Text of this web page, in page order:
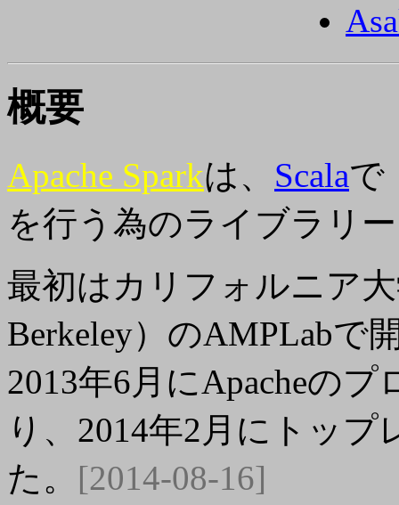
概要
Apache Sparkは、 Scalaで
を行う為のライブラリ
最初はカリフォルニア
Berkeley）のAMPLabで
2013年6月にApacheの
り、2014年2月にトッ
た。 [2014-08-16]